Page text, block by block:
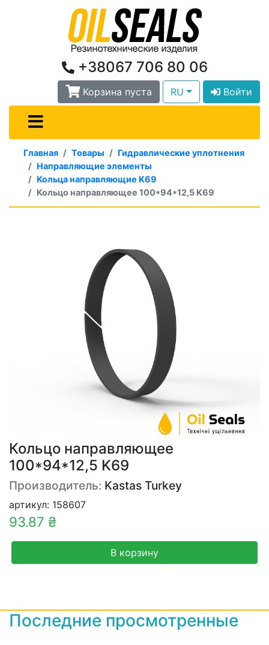
+38067 706 80 06
Корзина пуста RU Войти
Главная Товары
Гидравлические уплотнения
Направляющие элементы
Кольца направляющие K69
Кольцо направляющее 100*94*12,5 K69
Кольцо направляющее
100*94*12,5 K69
Производитель: Kastas Turkey
артикул: 158607
93.87 ₴
В корзину
Последние просмотренные